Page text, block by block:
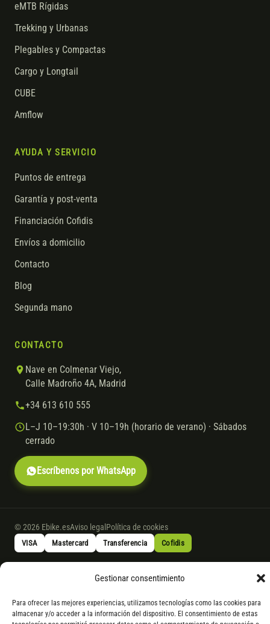
Gestionar consentimiento
Para ofrecer las mejores experiencias, utilizamos tecnologías como las cookies para
almacenar y/o acceder a la información del dispositivo. El consentimiento de estas
eMTB Rígidas
Trekking y Urbanas
Plegables y Compactas
Cargo y Longtail
CUBE
Amflow
AYUDA Y SERVICIO
Puntos de entrega
Garantía y post-venta
Financiación Cofidis
Envíos a domicilio
Contacto
Blog
Segunda mano
CONTACTO
Nave en Colmenar Viejo,
Calle Madroño 4A, Madrid
+34 613 610 555
L–J 10–19:30h · V 10–19h (horario de verano) · Sábados
cerrado
Escríbenos por WhatsApp
© 2026 Ebike.esAviso legal Política de cookies
VISA Mastercard Transferencia Cofidis
* Financiación instantánea con Cofidis hasta 6.000 € sin intereses.
los detallespor WhatsApp.